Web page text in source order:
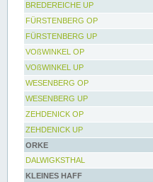
BREDEREICHE UP
FÜRSTENBERG OP
FÜRSTENBERG UP
VOßWINKEL OP
VOßWINKEL UP
WESENBERG OP
WESENBERG UP
ZEHDENICK OP
ZEHDENICK UP
ORKE
DALWIGKSTHAL
KLEINES HAFF